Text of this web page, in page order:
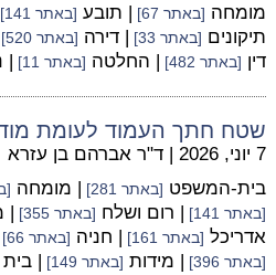
מומחה [באתר 67] | תובע [באתר 141]
תיקונים [באתר 33] | דירה [באתר 520]
דין [באתר 482] | החלטה [באתר 11] |
שטח חתך העמוד לעומת
7 יוני, 2026 | ד"ר אברהם בן עזרא
בית-המשפט [באתר 281] | מומחה
[באתר 141] | רום ושלח [באתר 355] |
אדריכל [באתר 161] | חניה [באתר 66]
[באתר 396] | מידות [באתר 149] |